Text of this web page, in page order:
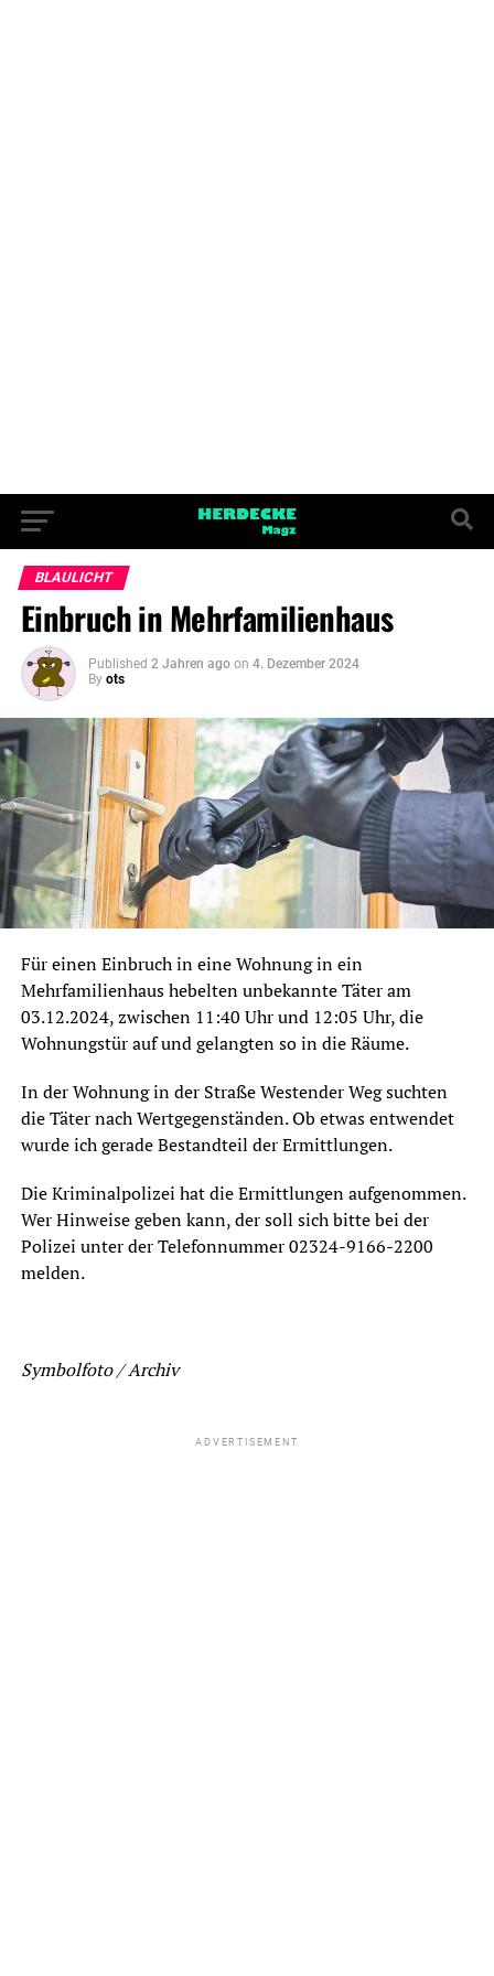
BLAULICHT
Einbruch in Mehrfamilienhaus
Published 2 Jahren ago on 4. Dezember 2024
By ots
Für einen Einbruch in eine Wohnung in ein
Mehrfamilienhaus hebelten unbekannte Täter am
03.12.2024, zwischen 11:40 Uhr und 12:05 Uhr, die
Wohnungstür auf und gelangten so in die Räume.
In der Wohnung in der Straße Westender Weg suchten
die Täter nach Wertgegenständen. Ob etwas entwendet
wurde ich gerade Bestandteil der Ermittlungen.
Die Kriminalpolizei hat die Ermittlungen aufgenommen.
Wer Hinweise geben kann, der soll sich bitte bei der
Polizei unter der Telefonnummer 02324-9166-2200
melden.
Symbolfoto / Archiv
ADVERTISEMENT